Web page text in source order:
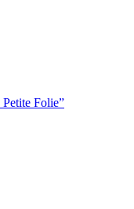
Petite Folie”